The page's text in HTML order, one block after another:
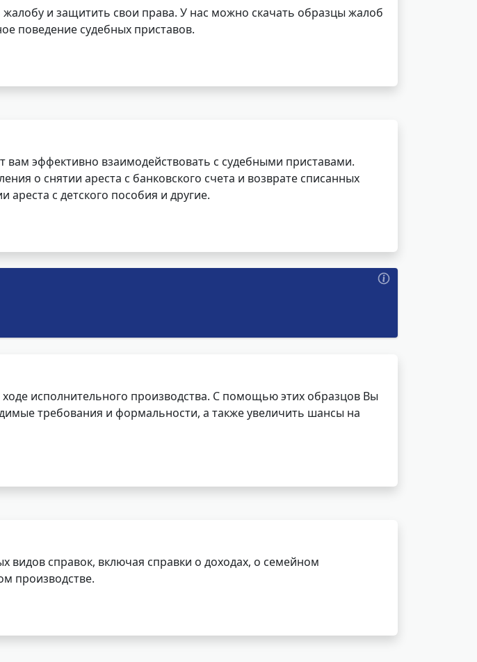
и защитить свои права. У нас можно скачать образцы жалоб
поведение судебных приставов.
эффективно взаимодействовать с судебными приставами.
о снятии ареста с банковского счета и возврате списанных
ареста с детского пособия и другие.
исполнительного производства. С помощью этих образцов Вы
требования и формальности, а также увеличить шансы на
справок, включая справки о доходах, о семейном
производстве.